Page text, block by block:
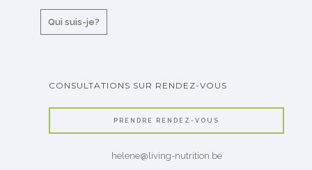
Qui suis-je?
CONSULTATIONS SUR RENDEZ-VOUS
PRENDRE RENDEZ-VOUS
helene@living-nutrition.be